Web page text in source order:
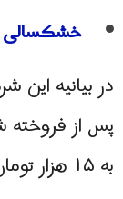
خشکسالی
در بیانیه
به ۱۵ هزار تومان می رسد.